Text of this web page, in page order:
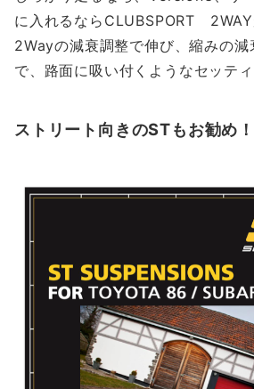
に入れるならCLUBSPORT 2WAY
2Wayの減衰調整で伸び、縮みの減
で、路面に吸い付くようなセッティ
ストリート向きのSTもお勧め！